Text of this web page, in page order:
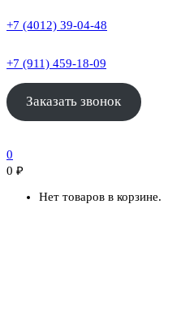
+7 (4012) 39-04-48
+7 (911) 459-18-09
Заказать звонок
0
0 ₽
Нет товаров в корзине.